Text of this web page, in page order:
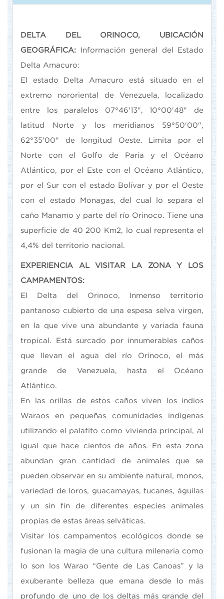
DELTA DEL ORINOCO, UBICACIÓN
GEOGRÁFICA: Información general del Estado
Delta Amacuro:
El estado Delta Amacuro está situado en el
extremo nororiental de Venezuela, localizado
entre los paralelos 07°46'13", 10°00'48" de
latitud Norte y los meridianos 59°50'00",
62°35'00" de longitud Oeste. Limita por el
Norte con el Golfo de Paria y el Océano
Atlántico, por el Este con el Océano Atlántico,
por el Sur con el estado Bolívar y por el Oeste
con el estado Monagas, del cual lo separa el
caño Manamo y parte del río Orinoco. Tiene una
superficie de 40 200 Km2, lo cual representa el
4,4% del territorio nacional.
EXPERIENCIA AL VISITAR LA ZONA Y LOS
CAMPAMENTOS:
El Delta del Orinoco, Inmenso territorio
pantanoso cubierto de una espesa selva virgen,
en la que vive una abundante y variada fauna
tropical. Está surcado por innumerables caños
que llevan el agua del río Orinoco, el más
grande de Venezuela, hasta el Océano
Atlántico.
En las orillas de estos caños viven los indios
Waraos en pequeñas comunidades indígenas
utilizando el palafito como vivienda principal, al
igual que hace cientos de años. En esta zona
abundan gran cantidad de animales que se
pueden observar en su ambiente natural, monos,
variedad de loros, guacamayas, tucanes, águilas
y un sin fin de diferentes especies animales
propias de estas áreas selváticas.
Visitar los campamentos ecológicos donde se
fusionan la magia de una cultura milenaria como
lo son los Warao “Gente de Las Canoas” y la
exuberante belleza que emana desde lo más
profundo de uno de los deltas más grande del